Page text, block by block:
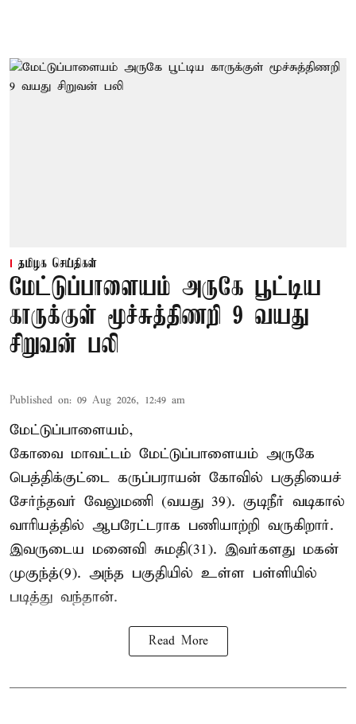
தமிழக செய்திகள்
மேட்டுப்பாளையம் அருகே பூட்டிய
காருக்குள் மூச்சுத்திணறி 9 வயது
சிறுவன் பலி
Published on: 09 Aug 2026, 12:49 am
மேட்டுப்பாளையம்,
கோவை மாவட்டம் மேட்டுப்பாளையம் அருகே
பெத்திக்குட்டை கருப்பராயன் கோவில் பகுதியைச்
சேர்ந்தவர் வேலுமணி (வயது 39). குடிநீர் வடிகால்
வாரியத்தில் ஆபரேட்டராக பணியாற்றி வருகிறார்.
இவருடைய மனைவி சுமதி(31). இவர்களது மகன்
முகுந்த்(9). அந்த பகுதியில் உள்ள பள்ளியில்
படித்து வந்தான்.
Read More